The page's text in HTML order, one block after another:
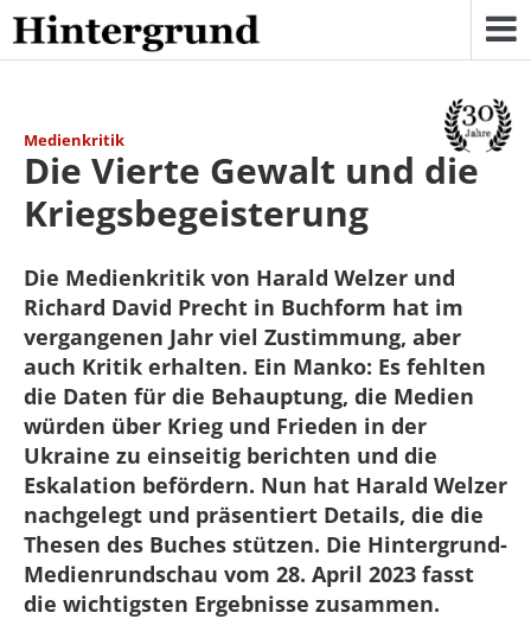
Skip
to
content
Medienkritik
Die Vierte Gewalt und die
Kriegsbegeisterung
Die Medienkritik von Harald Welzer und
Richard David Precht in Buchform hat im
vergangenen Jahr viel Zustimmung, aber
auch Kritik erhalten. Ein Manko: Es fehlten
die Daten für die Behauptung, die Medien
würden über Krieg und Frieden in der
Ukraine zu einseitig berichten und die
Eskalation befördern. Nun hat Harald Welzer
nachgelegt und präsentiert Details, die die
Thesen des Buches stützen. Die Hintergrund-
Medienrundschau vom 28. April 2023 fasst
die wichtigsten Ergebnisse zusammen.